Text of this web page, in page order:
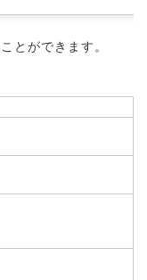
とができます。